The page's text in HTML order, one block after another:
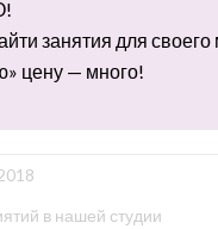
занятия для
цену — много!
в нашей студии